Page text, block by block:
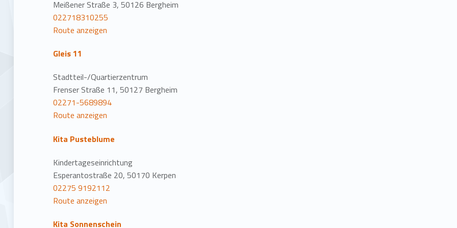
n
Meißener Straße 3, 50126 Bergheim
022718310255
Route anzeigen
Gleis 11
Stadtteil-/Quartierzentrum
Frenser Straße 11, 50127 Bergheim
02271-5689894
Route anzeigen
Kita Pusteblume
Kindertageseinrichtung
Esperantostraße 20, 50170 Kerpen
02275 9192112
Route anzeigen
Kita Sonnenschein